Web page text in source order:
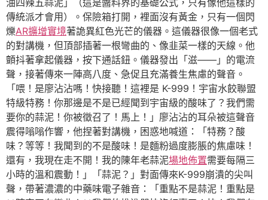
油四辣五蒜泥」（這是醬料界的基礎公式，只有像他這樣的
傳統派才會用）。保險箱打開，裡面沒有黃金，只有一個閃
爍AR擴增實境著詭異紅色光芒的儀器。這儀器很像一個老式
的對講機，但頂部插著一根彎曲的、像韭菜一樣的天線。他
顫抖著拿起儀器，按下通話鈕。儀器發出「滋——」的電流
聲，接著傳來一陣高八度、急促且充滿養生焦慮的聲音。
「喂！是廖沾沾嗎！快接聽！這裡是 K-999！宇宙水餃聯盟
特級特務！你那邊是不是已經聞到宇宙級的酸味了？我們需
要你的蒜泥！你被徵召了！馬上！」廖沾沾的耳朵被這聲音
震得嗡嗡作響，他捏著對講機，困惑地喊道：「特務？酸
味？等等！我聞到的不是酸味！是麵粉過度膨脹的焦慮味！
還有，我現在走不開！我的陳年老蒜泥場地佈置需要每隔三
小時的溫和震動！」「蒜泥？」對面傳來K-999崩潰的尖叫
聲，帶著濃濃的中藥味電子雜音：「重點不是蒜泥！重點是